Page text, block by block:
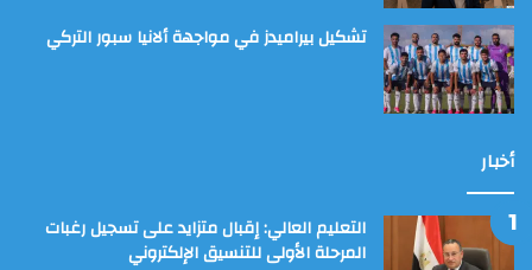
تشكيل بيراميدز في مواجهة ألانيا سبور التركي
أخبار
التعليم العالي: إقبال متزايد على تسجيل رغبات
المرحلة الأولى للتنسيق الإلكتروني